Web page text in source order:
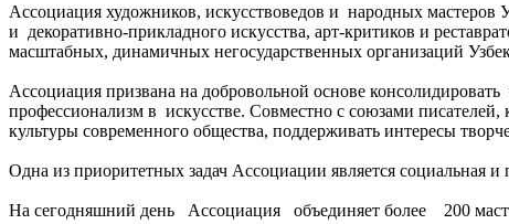
Ассоциация художников, искусствоведов и народных
и декоративно-прикладного искусства, арт-критиков и
масштабных, динамичных негосударственных организаций
Ассоциация призвана на добровольной основе
профессионализм в искусстве. Совместно с союзами
культуры современного общества, поддерживать интересы
Одна из приоритетных задач Ассоциации является социальная и
На сегодняшний день Ассоциация объединяет более 200